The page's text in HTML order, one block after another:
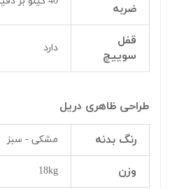
ضربه
قفل
سوييچ
دارد
طراحی ظاهری دریل
رنگ بدنه مشکی - سبز
وزن 18kg